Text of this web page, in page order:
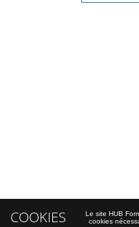
COOKIES
Le site HUB
cookies